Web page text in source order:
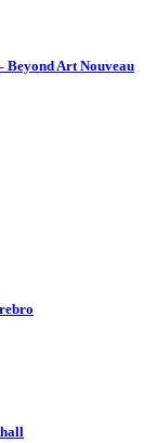
Beyond Art Nouveau